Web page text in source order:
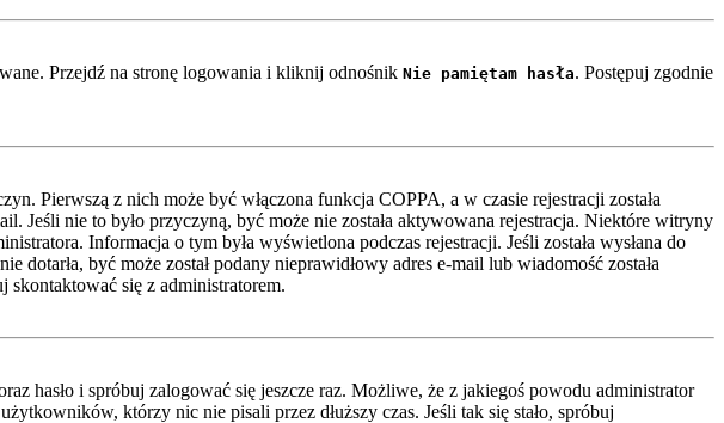
Przejdź na stronę logowania i kliknij odnośnik Nie pamiętam hasła. Postępuj zgodnie
Pierwszą z nich może być włączona funkcja COPPA, a w czasie rejestracji została
Jeśli nie to było przyczyną, być może nie została aktywowana rejestracja. Niektóre witryny
Informacja o tym była wyświetlona podczas rejestracji. Jeśli została wysłana do
być może został podany nieprawidłowy adres e-mail lub wiadomość została
skontaktować się z administratorem.
hasło i spróbuj zalogować się jeszcze raz. Możliwe, że z jakiegoś powodu administrator
którzy nic nie pisali przez dłuższy czas. Jeśli tak się stało, spróbuj